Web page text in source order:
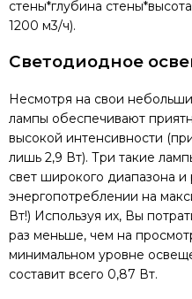
стены*глубина стены*высота
1200 м3/ч).
Светодиодное
Несмотря на свои
лампы обеспечивают
высокой интенсивности
лишь 2,9 Вт). Три такие
свет широкого диапазона и
энергопотреблении на
Вт!) Используя их, Вы
раз меньше, чем на
минимальном уровне
составит всего 0,87 Вт.